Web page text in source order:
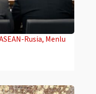
Rusia, Menlu